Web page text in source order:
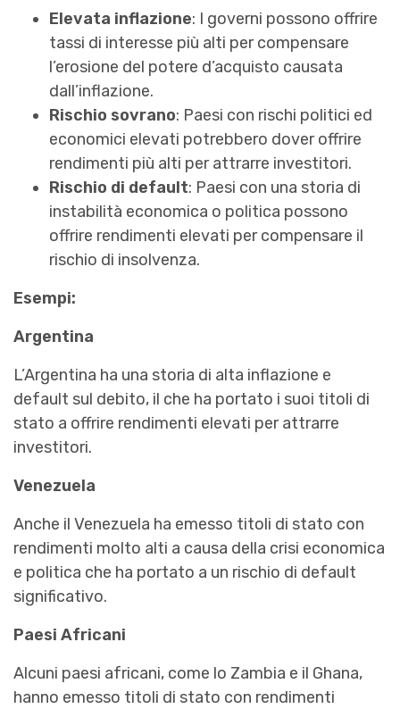
Elevata inflazione: I governi possono offrire
tassi di interesse più alti per compensare
l’erosione del potere d’acquisto causata
dall’inflazione.
Rischio sovrano: Paesi con rischi politici ed
economici elevati potrebbero dover offrire
rendimenti più alti per attrarre investitori.
Rischio di default: Paesi con una storia di
instabilità economica o politica possono
offrire rendimenti elevati per compensare il
rischio di insolvenza.
Esempi:
Argentina
L’Argentina ha una storia di alta inflazione e
default sul debito, il che ha portato i suoi titoli di
stato a offrire rendimenti elevati per attrarre
investitori.
Venezuela
Anche il Venezuela ha emesso titoli di stato con
rendimenti molto alti a causa della crisi economica
e politica che ha portato a un rischio di default
significativo.
Paesi Africani
Alcuni paesi africani, come lo Zambia e il Ghana,
hanno emesso titoli di stato con rendimenti